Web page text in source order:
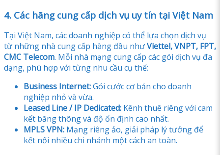
4. Các hãng cung cấp dịch vụ uy tín tại Việt Nam
Tại Việt Nam, các doanh nghiệp có thể lựa chọn dịch vụ
từ những nhà cung cấp hàng đầu nhưViettel, VNPT, FPT,
CMC Telecom. Mỗi nhà mạng cung cấp các gói dịch vụ đa
dạng, phù hợp với từng nhu cầu cụ thể:
Business Internet:Gói cước cơ bản cho doanh
nghiệp nhỏ và vừa.
Leased Line / IP Dedicated: Kênh thuê riêng với cam
kết băng thông và độ ổn định cao nhất.
MPLS VPN: Mạng riêng ảo, giải pháp lý tưởng để
kết nối nhiều chi nhánh một cách an toàn.